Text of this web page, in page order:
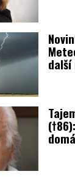
další